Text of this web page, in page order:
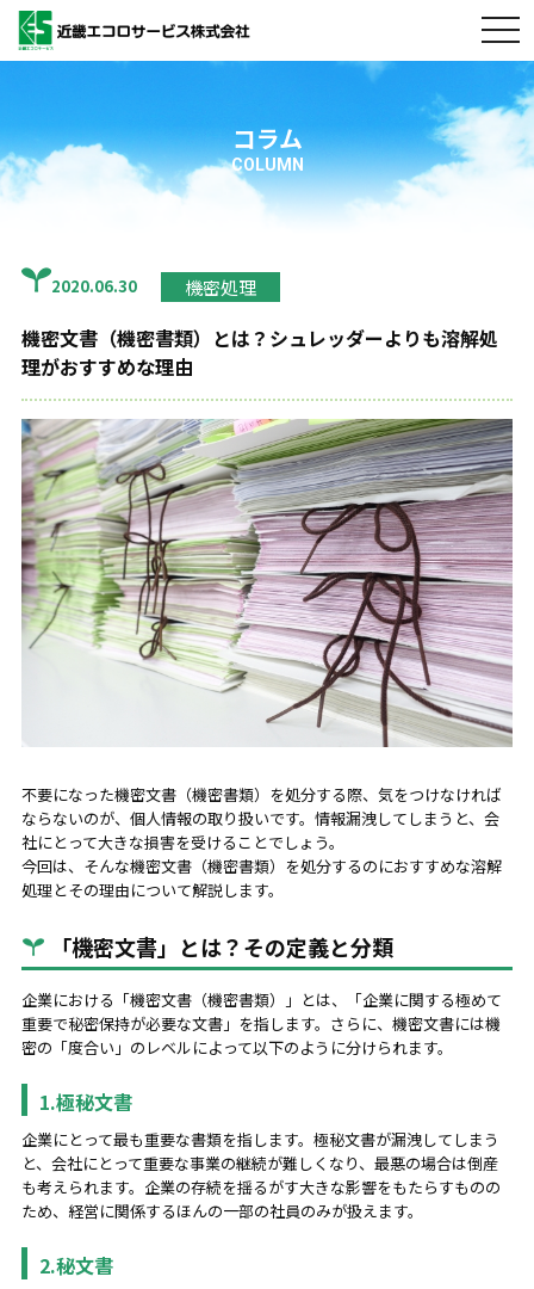
コラム
COLUMN
2020.06.30 機密処理
機密文書（機密書類）とは？シュレッダーよりも溶解処
理がおすすめな理由
不要になった機密文書（機密書類）を処分する際、気をつけなければ
ならないのが、個人情報の取り扱いです。情報漏洩してしまうと、会
社にとって大きな損害を受けることでしょう。
今回は、そんな機密文書（機密書類）を処分するのにおすすめな溶解
処理とその理由について解説します。
「機密文書」とは？その定義と分類
企業における「機密文書（機密書類）」とは、「企業に関する極めて
重要で秘密保持が必要な文書」を指します。さらに、機密文書には機
密の「度合い」のレベルによって以下のように分けられます。
1.極秘文書
企業にとって最も重要な書類を指します。極秘文書が漏洩してしまう
と、会社にとって重要な事業の継続が難しくなり、最悪の場合は倒産
も考えられます。企業の存続を揺るがす大きな影響をもたらすものの
ため、経営に関係するほんの一部の社員のみが扱えます。
2.秘文書